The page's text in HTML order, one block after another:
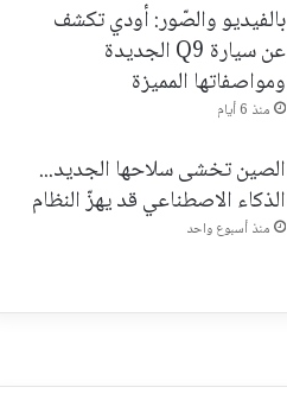
بالفيديو والصّور: أودي تكشف
عن سيارة Q9 الجديدة
ومواصفاتها المميزة
منذ 6 أيام
الصين تخشى سلاحها الجديد...
الذكاء الاصطناعي قد يهزّ النظام
منذ أسبوع واحد